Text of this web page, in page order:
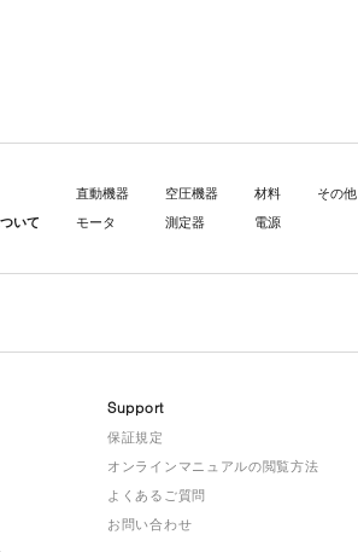
いて
直動機器
モータ
空圧機器
測定器
材料
電源
その他
Support
保証規定
オンラインマニュアルの閲覧方法
よくあるご質問
お問い合わせ